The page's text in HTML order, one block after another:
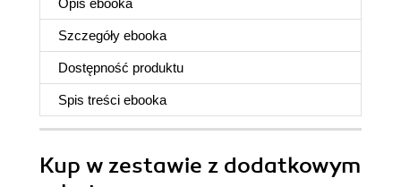
Opis ebooka
Szczegóły ebooka
Dostępność produktu
Spis treści ebooka
Kup w zestawie z dodatkowym